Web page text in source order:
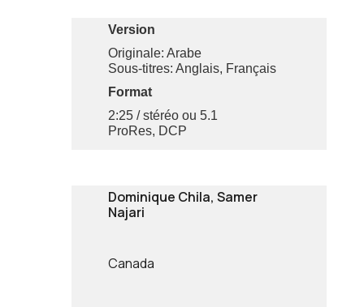
Version
Originale: Arabe
Sous-titres: Anglais, Français
Format
2:25 / stéréo ou 5.1
ProRes, DCP
Dominique Chila, Samer
Najari
Canada